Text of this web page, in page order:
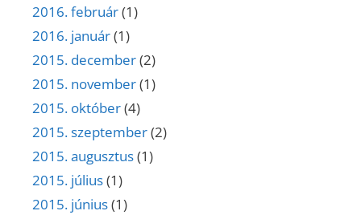
2016. február(1)
2016. január(1)
2015. december(2)
2015. november(1)
2015. október(4)
2015. szeptember(2)
2015. augusztus(1)
2015. július(1)
2015. június(1)